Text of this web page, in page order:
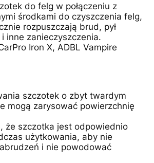
do felg w połączeniu z
środkami do czyszczenia felg,
rozpuszczają brud, pył
inne zanieczyszczenia.
Iron X, ADBL Vampire
szczotek o zbyt twardym
mogą zarysować powierzchnię
że szczotka jest odpowiednio
użytkowania, aby nie
i nie powodować